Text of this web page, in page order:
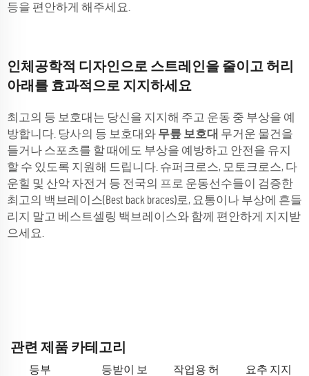
등을 편안하게 해주세요.
인체공학적 디자인으로 스트레인을 줄이고 허리
아래를 효과적으로 지지하세요
최고의 등 보호대는 당신을 지지해 주고 운동 중 부상을 예
방합니다. 당사의 등 보호대와 무릎 보호대 무거운 물건을
들거나 스포츠를 할 때에도 부상을 예방하고 안전을 유지
할 수 있도록 지원해 드립니다. 슈퍼크로스, 모토크로스, 다
운힐 및 산악 자전거 등 전국의 프로 운동선수들이 검증한
최고의 백브레이스(Best back braces)로, 요통이나 부상에 흔들
리지 말고 베스트셀링 백브레이스와 함께 편안하게 지지받
으세요.
관련 제품 카테고리
등부
등받이 보
작업용 허
요추 지지